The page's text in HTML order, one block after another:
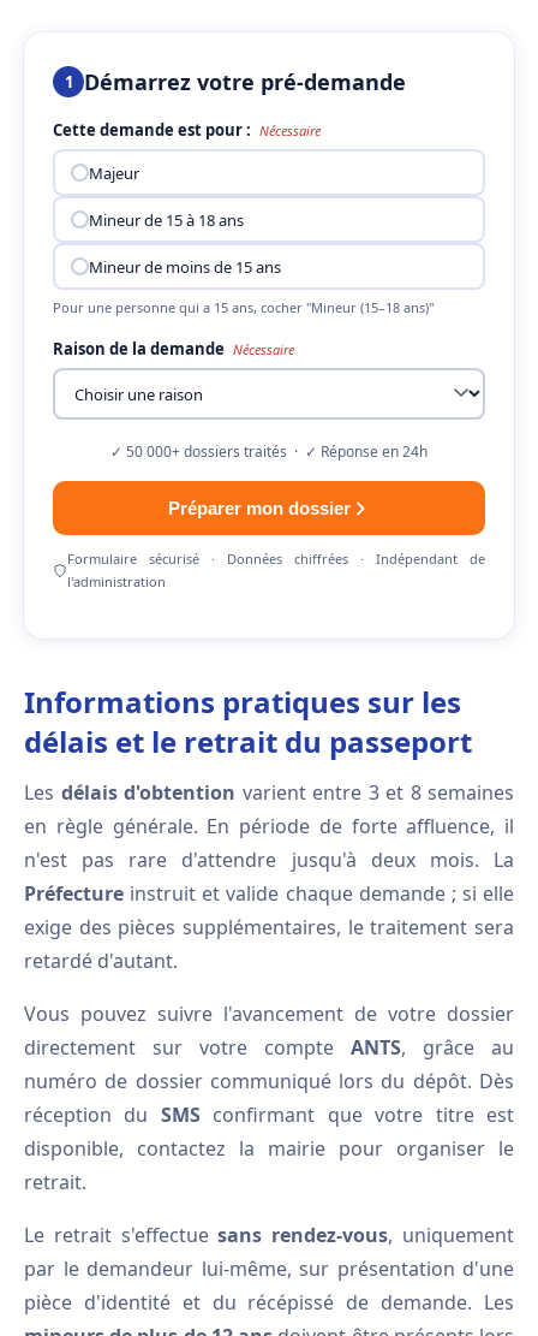
1 Démarrez votre pré-demande
Cette demande est pour : Nécessaire
Majeur
Mineur de 15 à 18 ans
Mineur de moins de 15 ans
Pour une personne qui a 15 ans, cocher "Mineur (15–18 ans)"
Raison de la demande Nécessaire
✓ 50 000+ dossiers traités · ✓ Réponse en 24h
Préparer mon dossier
Formulaire sécurisé · Données chiffrées · Indépendant de
l'administration
Informations pratiques sur les
délais et le retrait du passeport
Les délais d'obtention varient entre 3 et 8 semaines
en règle générale. En période de forte affluence, il
n'est pas rare d'attendre jusqu'à deux mois. La
Préfecture instruit et valide chaque demande ; si elle
exige des pièces supplémentaires, le traitement sera
retardé d'autant.
Vous pouvez suivre l'avancement de votre dossier
directement sur votre compte ANTS, grâce au
numéro de dossier communiqué lors du dépôt. Dès
réception du SMSconfirmant que votre titre est
disponible, contactez la mairie pour organiser le
retrait.
Le retrait s'effectuesans rendez-vous, uniquement
par le demandeur lui-même, sur présentation d'une
pièce d'identité et du récépissé de demande. Les